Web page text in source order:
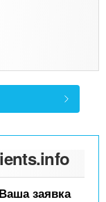
Ваша заявка